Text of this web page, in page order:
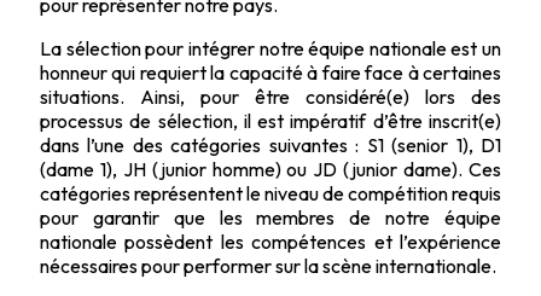
pour représenter notre pays.
La sélection pour intégrer notre équipe nationale est un
honneur qui requiert la capacité à faire face à certaines
situations. Ainsi, pour être considéré(e) lors des
processus de sélection, il est impératif d’être inscrit(e)
dans l’une des catégories suivantes : S1 (senior 1), D1
(dame 1), JH (junior homme) ou JD (junior dame). Ces
catégories représentent le niveau de compétition requis
pour garantir que les membres de notre équipe
nationale possèdent les compétences et l’expérience
nécessaires pour performer sur la scène internationale.